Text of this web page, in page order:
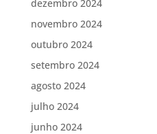
dezembro 2024
novembro 2024
outubro 2024
setembro 2024
agosto 2024
julho 2024
junho 2024